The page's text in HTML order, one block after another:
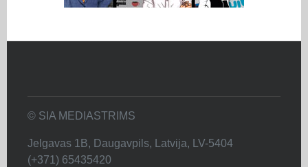
© SIA MEDIASTRIMS
Jelgavas 1B, Daugavpils, Latvija, LV-5404
(+371) 65435420